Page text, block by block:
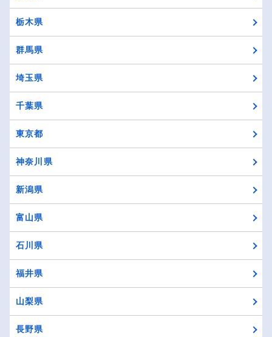
栃木県
群馬県
埼玉県
千葉県
東京都
神奈川県
新潟県
富山県
石川県
福井県
山梨県
長野県